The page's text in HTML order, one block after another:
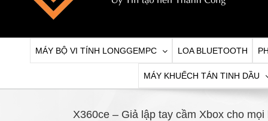
MÁY BỘ VI TÍNH LONGGEMPC LOA BLUETOOTH
MÁY KHUẾCH TÁN TINH DẦU
X360ce – Giả lập tay cầm Xbox cho mọi